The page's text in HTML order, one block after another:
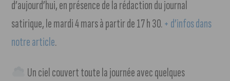
d’aujourd’hui, en présence de la rédaction du journal
satirique, le mardi 4 mars à partir de 17 h 30.+ d’infos dans
notre article.
Un ciel couvert toute la journée avec quelques